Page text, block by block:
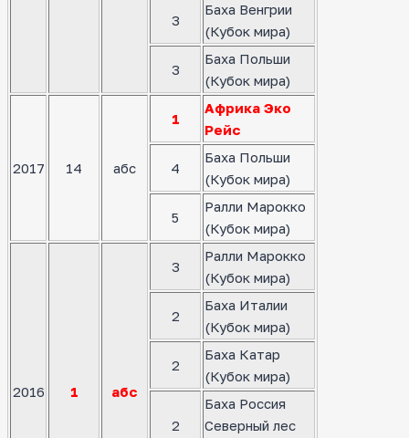
3
Баха Венгрии
(Кубок мира)
3
Баха Польши
(Кубок мира)
2017 14 абс
1
Африка Эко
Рейс
4
Баха Польши
(Кубок мира)
5
Ралли Марокко
(Кубок мира)
2016 1 абс
3
Ралли Марокко
(Кубок мира)
2
Баха Италии
(Кубок мира)
2
Баха Катар
(Кубок мира)
2
Баха Россия
Северный лес